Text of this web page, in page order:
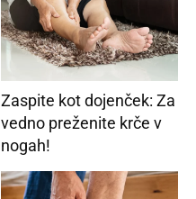
Zaspite kot dojenček: Za
vedno preženite krče v
nogah!